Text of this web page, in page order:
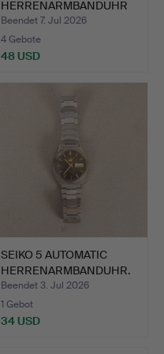
HERRENARMBANDUHR
MIT SIL…
Beendet 7. Jul 2026
4 Gebote
48 USD
SEIKO 5 AUTOMATIC
HERRENARMBANDUHR.
Beendet 3. Jul 2026
1 Gebot
34 USD